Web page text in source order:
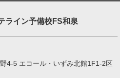
ライン予備校FS和泉
4-5 エコール・いずみ北館1F1-2区